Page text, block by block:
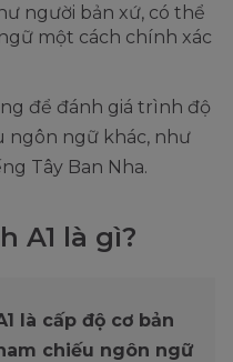
người bản xứ, có thể
một cách chính xác
để đánh giá trình độ
ngôn ngữ khác, như
Tây Ban Nha.
A1 là gì?
là cấp độ cơ bản
chiếu ngôn ngữ